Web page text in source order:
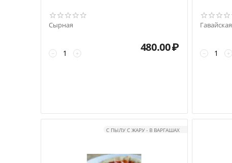
Сырная
+
− 480.00₽
Гавайская
+
−
С ПЫЛУ С ЖАРУ - В ВАРГАШАХ